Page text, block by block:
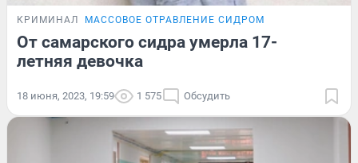
КРИМИНАЛ МАССОВОЕ ОТРАВЛЕНИЕ СИДРОМ
От самарского сидра умерла 17-
летняя девочка
18 июня, 2023, 19:59 1 575 Обсудить